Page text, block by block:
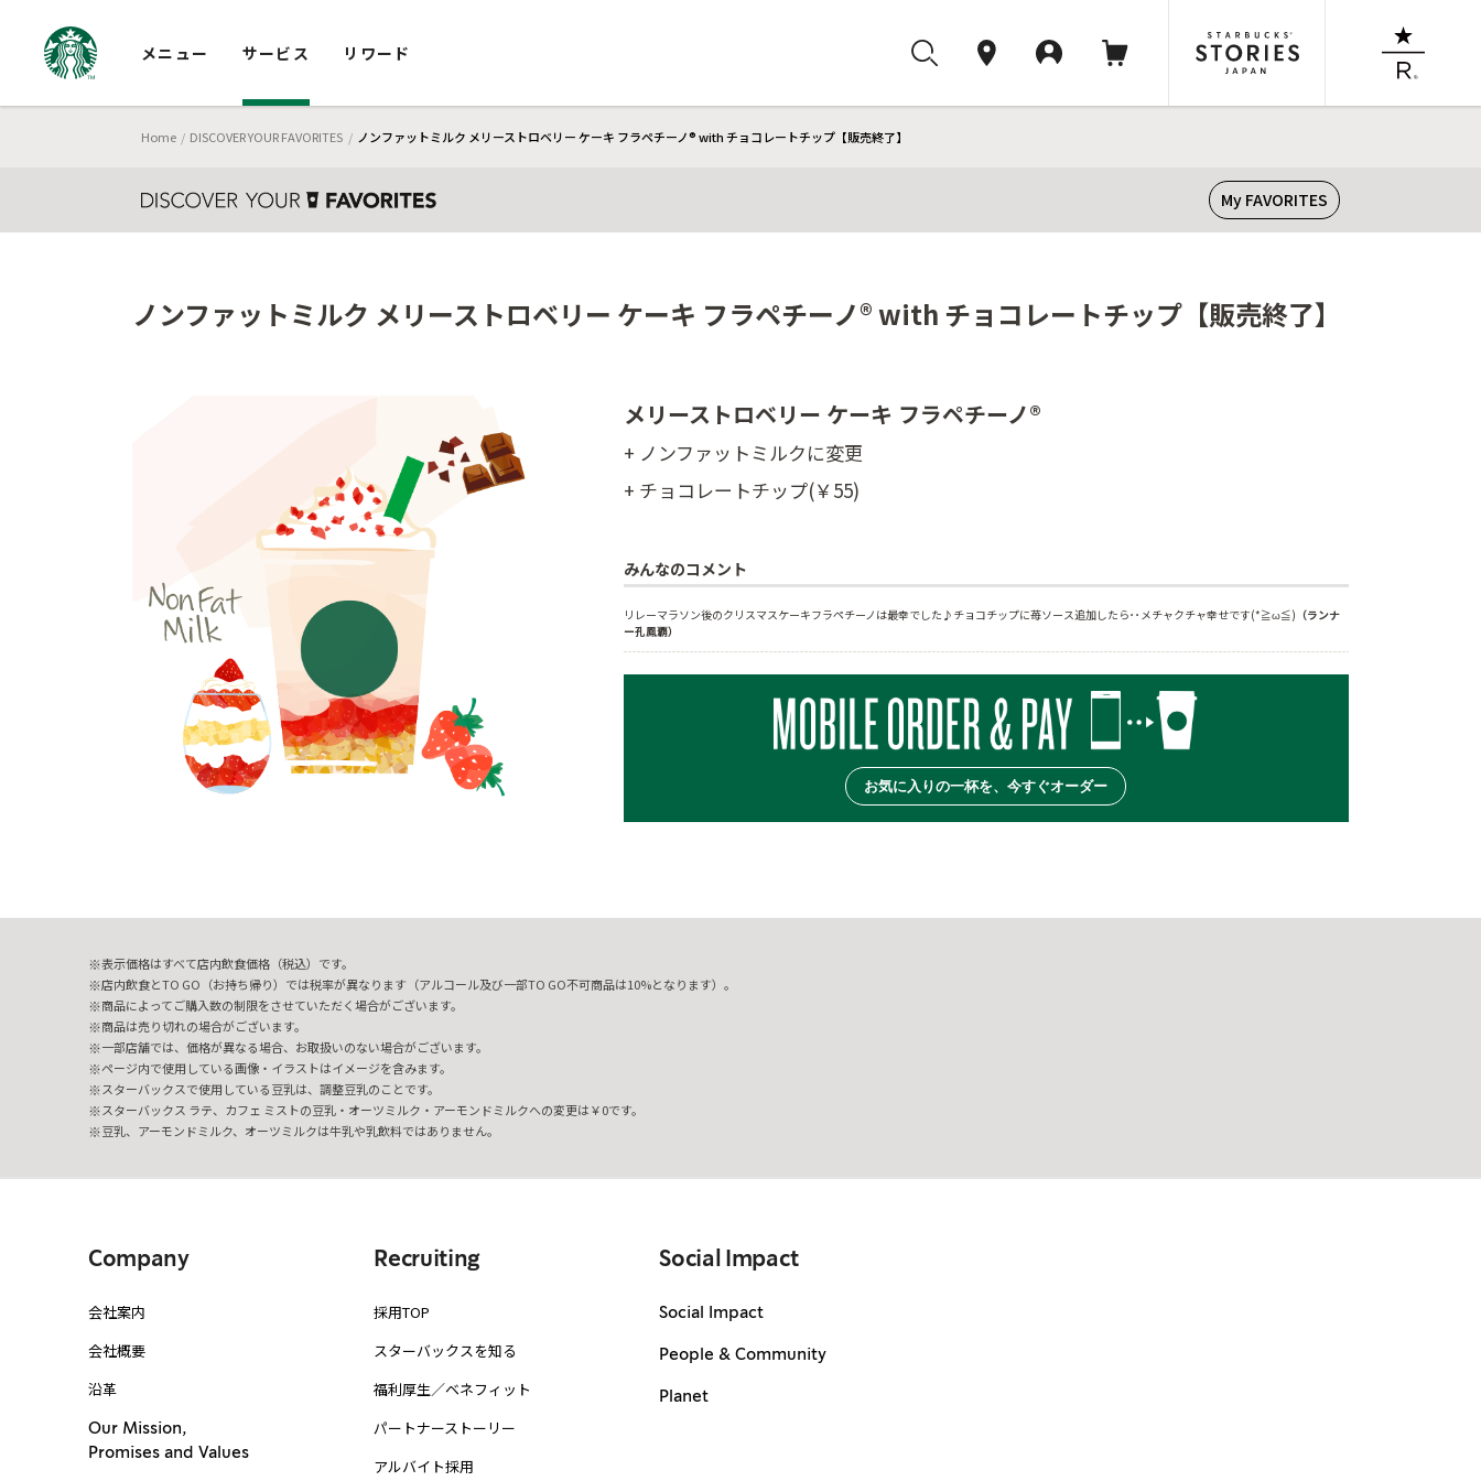
メニュー サービス リワード
Home DISCOVER YOUR FAVORITES ノンファットミルク メリーストロベリー ケーキ フラペチーノ® with チョコレートチップ【販売終了】
My FAVORITES
ノンファットミルク メリーストロベリー ケーキ フラペチーノ® with チョコレートチップ【販売終了】
メリーストロベリー ケーキ フラペチーノ®
+ ノンファットミルクに変更
+ チョコレートチップ(￥55)
みんなのコメント
リレーマラソン後のクリスマスケーキフラペチーノは最幸でした♪チョコチップに苺ソース追加したら･･メチャクチャ幸せです(*≧ω≦) （ランナ
ー孔鳳覇）
お気に入りの一杯を、今すぐオーダー
表示価格はすべて店内飲食価格（税込）です。
店内飲食とTO GO（お持ち帰り）では税率が異なります（アルコール及び一部TO GO不可商品は10%となります）。
商品によってご購入数の制限をさせていただく場合がございます。
商品は売り切れの場合がございます。
一部店舗では、価格が異なる場合、お取扱いのない場合がございます。
ページ内で使用している画像・イラストはイメージを含みます。
スターバックスで使用している豆乳は、調整豆乳のことです。
スターバックス ラテ、カフェ ミストの豆乳・オーツミルク・アーモンドミルクへの変更は￥0です。
豆乳、アーモンドミルク、オーツミルクは牛乳や乳飲料ではありません。
Company
会社案内
会社概要
沿革
Our Mission,
Promises and Values
Recruiting
採用TOP
スターバックスを知る
福利厚生／ベネフィット
パートナーストーリー
アルバイト採用
Social Impact
Social Impact
People & Community
Planet